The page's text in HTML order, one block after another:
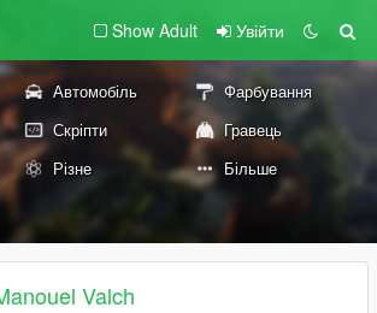
Show Adult Увійти
Автомобіль
Фарбування
Скріпти
Гравець
Різне Більше
Valch